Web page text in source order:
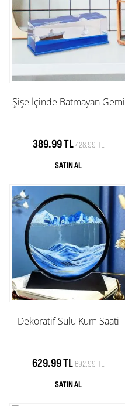
Şişe İçinde Batmayan Gemi
389.99 TL428.99 TL
Dekoratif Sulu Kum Saati
629.99 TL692.99 TL